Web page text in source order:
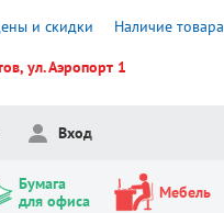
и скидки Наличие товара
ул. Аэропорт 1
Вход
Бумага
для офиса
Мебель